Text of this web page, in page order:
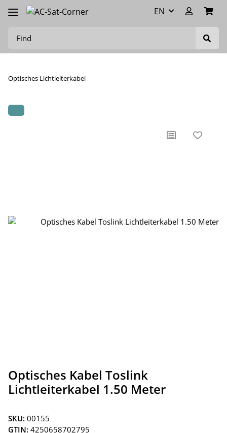
EN
Optisches Lichtleiterkabel
Optisches Kabel Toslink
Lichtleiterkabel 1.50 Meter
SKU: 00155
GTIN: 4250658702795